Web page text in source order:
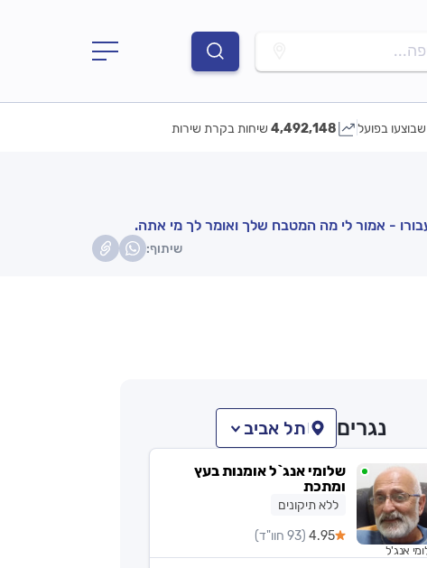
בפועל 4,492,148 שיחות בקרת שירות
- אמור לי מה המטבח שלך ואומר לך מי אתה.
שיתוף:
נגרים תל אביב
שלומי אנג`ל אומנות בעץ
ומתכת
ללא תיקונים
4.95 (93 חוו"ד)
אנג'ל